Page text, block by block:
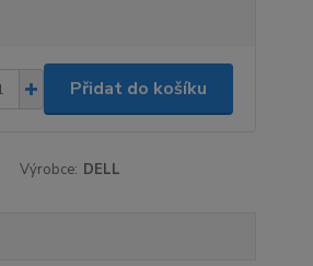
Přidat do košíku
Výrobce: DELL